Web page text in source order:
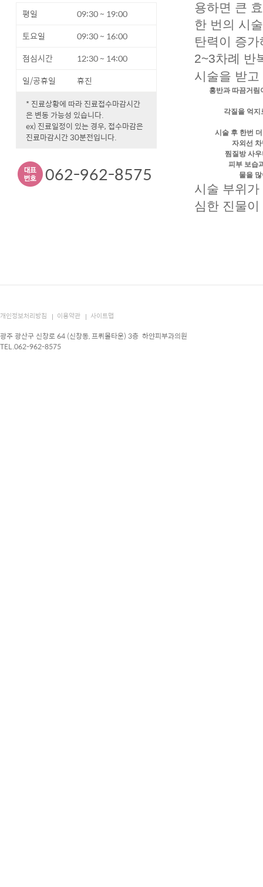
평일
09:30 ~ 19:00
토요일
09:30 ~ 16:00
점심시간
12:30 ~ 14:00
일/공휴일
휴진
* 진료상황에 따라 진료접수마감시간
은 변동 가능성 있습니다.
ex) 진료일정이 있는 경우, 접수마감은
진료마감시간 30분전입니다.
062-962-8575
용하면 큰
한 번의 시
탄력이 증
2~3차례 반
시술을 받고
홍반과 따끔거림
각질을 억
시술 후 한번
자외선
찜질방 사
피부 보습
물을
시술 부위
심한 진물
개인정보처리방침 이용약관 사이트맵
광주 광산구 신창로 64 (신창동, 프뤼몰타운) 3층 하얀피부과의원
TEL.062-962-8575